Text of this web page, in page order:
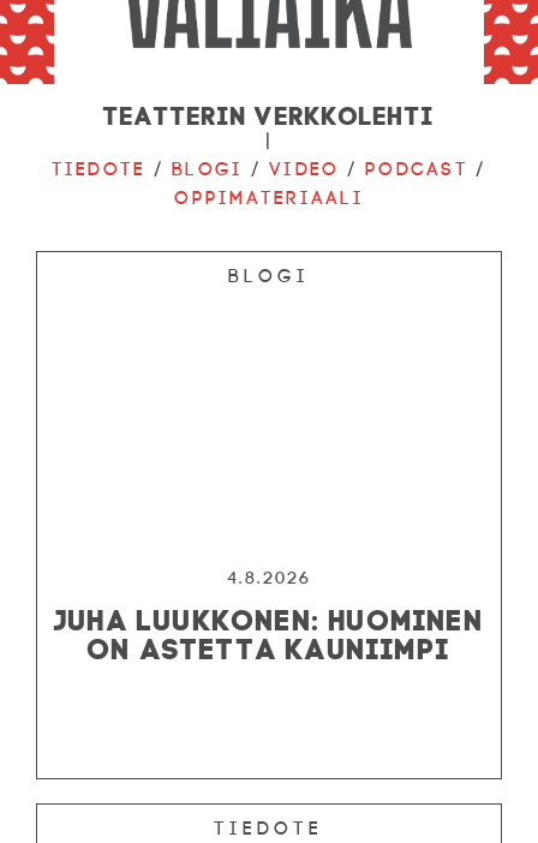
Teatterin verkkolehti
Tiedote / Blogi /Video / Podcast /
Oppimateriaali
Blogi
4.8.2026
JUHA LUUKKONEN: HUOMINEN
ON ASTETTA KAUNIIMPI
Tiedote